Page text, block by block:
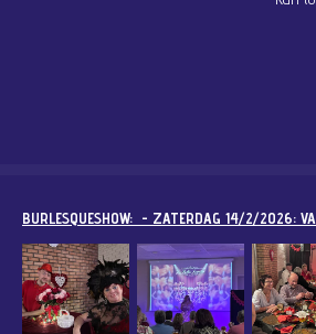
BURLESQUESHOW: - ZATERDAG 14/2/2026: